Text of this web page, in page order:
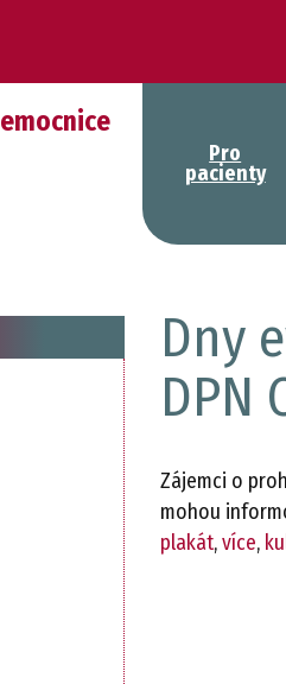
Pro
pacienty
Dny
DPN
Zájemci o
mohou
plakát,více,